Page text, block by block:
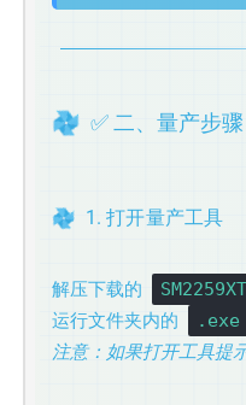
✅ 二、量产步骤
1. 打开量产工具
解压下载的
运行文件夹内的
.exe
注意：如果打开工具提